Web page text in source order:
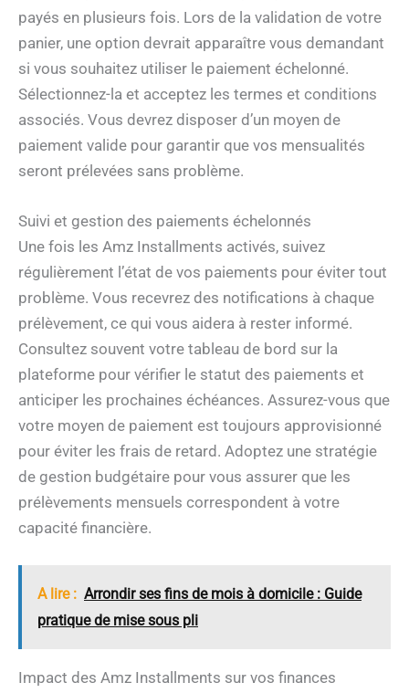
payés en plusieurs fois. Lors de la validation de votre
panier, une option devrait apparaître vous demandant
si vous souhaitez utiliser le paiement échelonné.
Sélectionnez-la et acceptez les termes et conditions
associés. Vous devrez disposer d’un moyen de
paiement valide pour garantir que vos mensualités
seront prélevées sans problème.
Suivi et gestion des paiements échelonnés
Une fois les Amz Installments activés, suivez
régulièrement l’état de vos paiements pour éviter tout
problème. Vous recevrez des notifications à chaque
prélèvement, ce qui vous aidera à rester informé.
Consultez souvent votre tableau de bord sur la
plateforme pour vérifier le statut des paiements et
anticiper les prochaines échéances. Assurez-vous que
votre moyen de paiement est toujours approvisionné
pour éviter les frais de retard. Adoptez une stratégie
de gestion budgétaire pour vous assurer que les
prélèvements mensuels correspondent à votre
capacité financière.
A lire : Arrondir ses fins de mois à domicile : Guide
pratique de mise sous pli
Impact des Amz Installments sur vos finances